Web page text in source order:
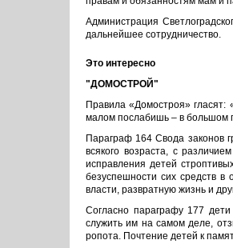
Администрация
дальнейшее сотрудничество.
Это интересно
"ДОМОСТРОЙ"
Правила «Домостроя» гласят:
малом послабишь – в большом
Параграф 164 Свода законов
всякого возраста, с
исправления детей
безуспешности сих средств
власти, развратную жизнь и
Согласно параграфу 177
служить им на самом деле,
ропота. Почтение детей к